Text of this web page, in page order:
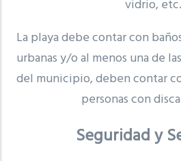
vidrio, etc.
La playa debe contar con
urbanas y/o al menos una de
del municipio, deben contar
personas con
Seguridad y